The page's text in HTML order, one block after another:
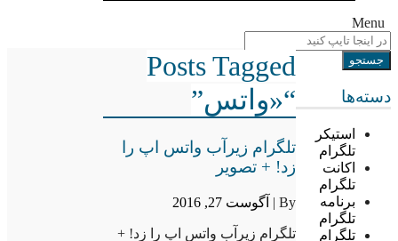
Menu
دسته‌ها
استیکر
تلگرام
اکانت
تلگرام
برنامه
تلگرام
تلگرام
Posts Tagged
“«واتس”
تلگرام زیرآب واتس اپ را
زد! + تصویر
By | آگوست 27, 2016
تلگرام زیرآب واتس اپ را زد! +